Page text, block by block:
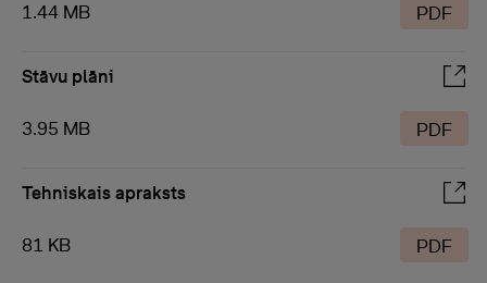
1.44 MB PDF
Stāvu plāni
3.95 MB PDF
Tehniskais apraksts
81 KB PDF